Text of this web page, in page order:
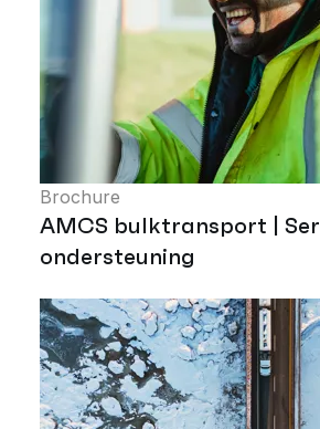
Brochure
AMCS bulktransport |
ondersteuning